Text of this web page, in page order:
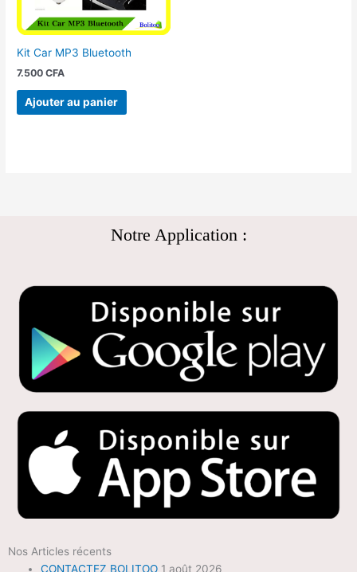
Kit Car MP3 Bluetooth
7.500CFA
Ajouter au panier
Notre Application :
Nos Articles récents
CONTACTEZ BOLITOO 1 août 2026